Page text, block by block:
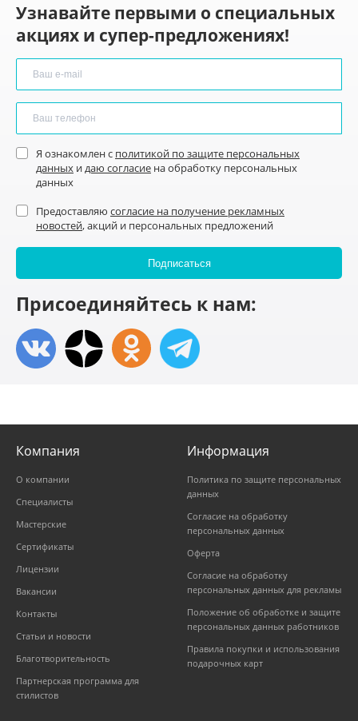
Узнавайте первыми о специальных
акциях и супер-предложениях!
Я ознакомлен с политикой по защите персональных
данных и даю согласие на обработку персональных
данных
Предоставляю согласие на получение рекламных
новостей, акций и персональных предложений
Присоединяйтесь к нам:
Компания
О компании
Специалисты
Мастерские
Сертификаты
Лицензии
Вакансии
Контакты
Статьи и новости
Благотворительность
Партнерская программа для
стилистов
Информация
Политика по защите персональных
данных
Согласие на обработку
персональных данных
Оферта
Согласие на обработку
персональных данных для рекламы
Положение об обработке и защите
персональных данных работников
Правила покупки и использования
подарочных карт